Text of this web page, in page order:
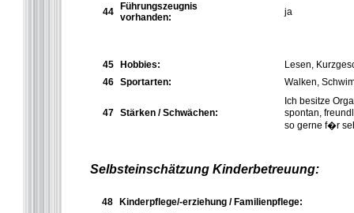
44
Führungszeugnis
vorhanden:
ja
45 Hobbies:
Lesen,
46 Sportarten: Walken,
47 Stärken / Schwächen:
Ich besitze
spontan,
so gerne f�r
Selbsteinschätzung Kinderbetreuung:
48
Kinderpflege/-erziehung / Familienpflege: